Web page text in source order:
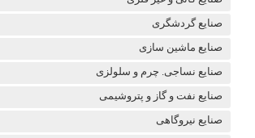
صنایع گردشگری
صنایع ماشین سازی
صنایع نساجی. چرم و سلولزی
صنایع نفت و گاز و پتروشیمی
صنایع نیروگاهی